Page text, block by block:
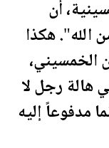
أن
الله". هكذا
الخمسيني،
هالة رجل لا
مدفوعاً إليه